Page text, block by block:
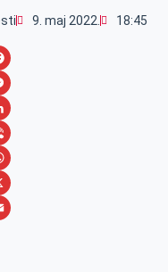
9. maj 2022. 18:45